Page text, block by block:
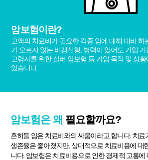
암보험이란?
고액의 치료비가 필요한 각종 암에 대해 대비 하
가 오르지 않는 비갱신형, 병력이 있어도 가입 가
고령자를 위한 실버 암보험 등 가입 목적 및 상
있습니다.
암보험은 왜 필요할까요?
흔히들 암은 치료비와의 싸움이라고 합니다. 치
생존율은 좋아졌지만, 상대적으로 치료비용에 대
니다. 암보험은 치료비용으로 인한 경제적 고통에